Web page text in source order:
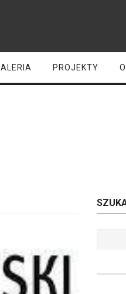
PROJEKTY